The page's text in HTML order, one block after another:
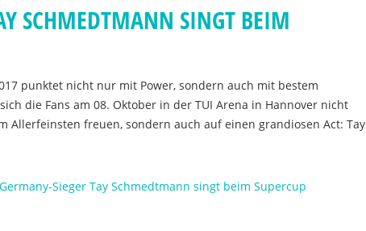
SCHMEDTMANN SINGT BEIM
punktet nicht nur mit Power, sondern auch mit bestem
die Fans am 08. Oktober in der TUI Arena in Hannover nicht
Allerfeinsten freuen, sondern auch auf einen grandiosen Act: Tay
Sieger Tay Schmedtmann singt beim Supercup